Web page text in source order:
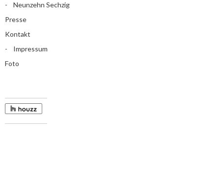
Neunzehn Sechzig
Presse
Kontakt
Impressum
Foto